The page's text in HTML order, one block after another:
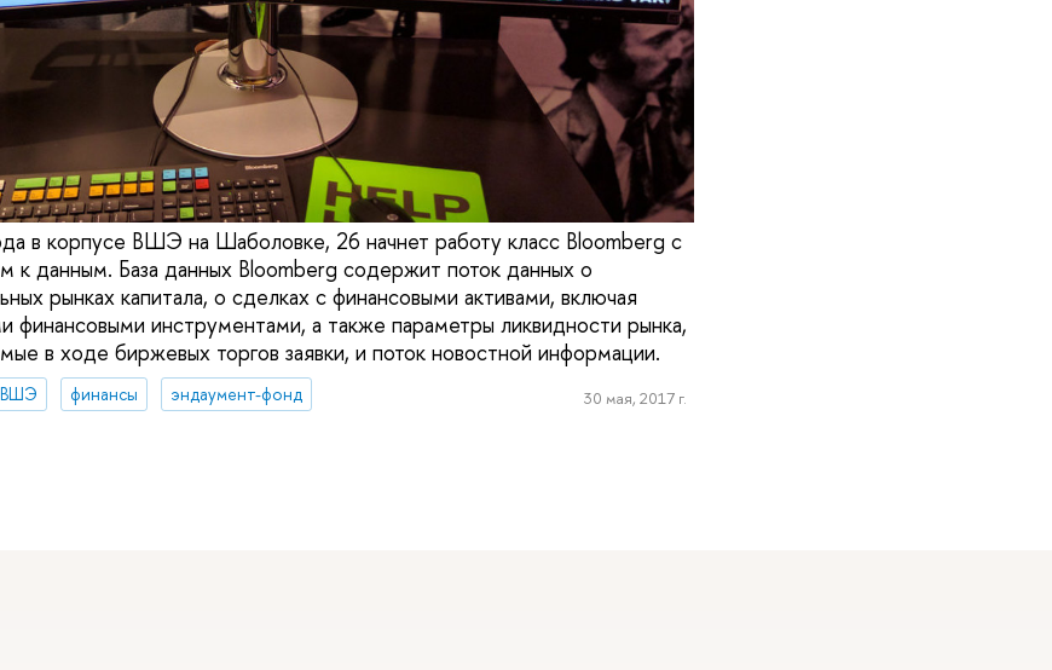
в корпусе ВШЭ на Шаболовке, 26 начнет работу класс Bloomberg с
к данным. База данных Bloomberg содержит поток данных о
рынках капитала, о сделках с финансовыми активами, включая
финансовыми инструментами, а также параметры ликвидности рынка,
в ходе биржевых торгов заявки, и поток новостной информации.
ВШЭ финансы эндаумент-фонд 30 мая, 2017 г.